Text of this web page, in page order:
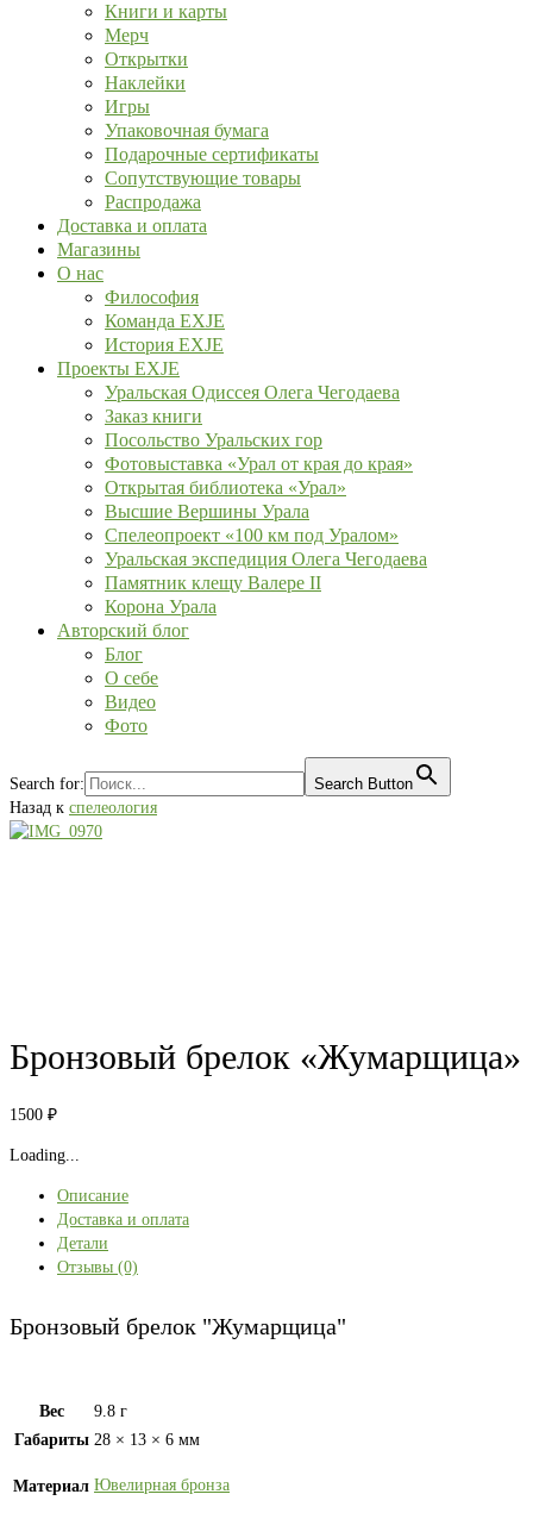
Книги и карты
Мерч
Открытки
Наклейки
Игры
Упаковочная бумага
Подарочные сертификаты
Сопутствующие товары
Распродажа
Доставка и оплата
Магазины
О нас
Философия
Команда EXJE
История EXJE
Проекты EXJE
Уральская Одиссея Олега Чегодаева
Заказ книги
Посольство Уральских гор
Фотовыставка «Урал от края до края»
Открытая библиотека «Урал»
Высшие Вершины Урала
Спелеопроект «100 км под Уралом»
Уральская экспедиция Олега Чегодаева
Памятник клещу Валере II
Корона Урала
Авторский блог
Блог
О себе
Видео
Фото
Search for:
Search Button
Назад к спелеология
Бронзовый брелок «Жумарщица»
1500 ₽
Loading...
Описание
Доставка и оплата
Детали
Отзывы (0)
Бронзовый брелок "Жумарщица"
Вес
9.8 г
Габариты 28 × 13 × 6 мм
Материал Ювелирная бронза